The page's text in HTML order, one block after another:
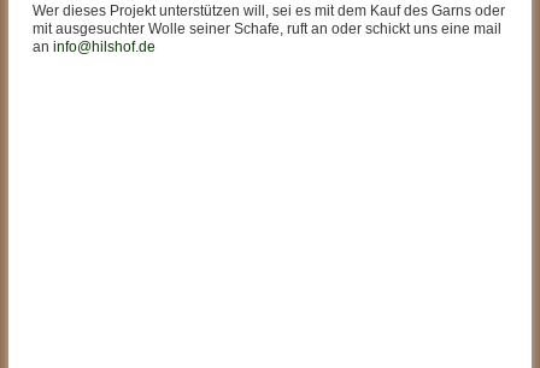
Wer dieses Projekt unterstützen will, sei es mit dem Kauf des Garns oder
mit ausgesuchter Wolle seiner Schafe, ruft an oder schickt uns eine mail
an info@hilshof.de